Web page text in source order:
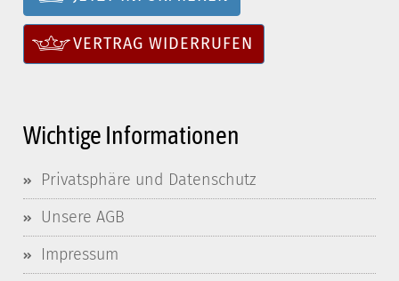
VERTRAG WIDERRUFEN
Wichtige Informationen
Privatsphäre und Datenschutz
Unsere AGB
Impressum